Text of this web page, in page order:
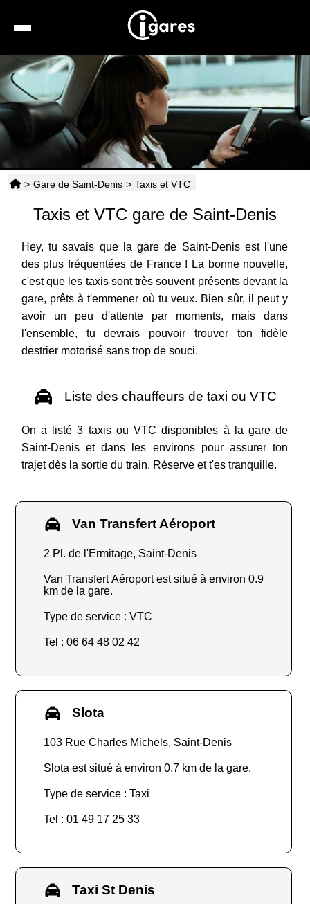
Recherche
Location de voiture
Hôtels
Taxis
> Gare de Saint-Denis > Taxis et VTC
Taxis et VTC gare de Saint-Denis
Hey, tu savais que la gare de Saint-Denis est l'une
des plus fréquentées de France ! La bonne nouvelle,
c'est que les taxis sont très souvent présents devant la
gare, prêts à t'emmener où tu veux. Bien sûr, il peut y
avoir un peu d'attente par moments, mais dans
l'ensemble, tu devrais pouvoir trouver ton fidèle
destrier motorisé sans trop de souci.
Liste des chauffeurs de taxi ou VTC
On a listé 3 taxis ou VTC disponibles à la gare de
Saint-Denis et dans les environs pour assurer ton
trajet dès la sortie du train. Réserve et t'es tranquille.
Van Transfert Aéroport
2 Pl. de l'Ermitage, Saint-Denis
Van Transfert Aéroport est situé à environ 0.9
km de la gare.
Type de service : VTC
Tel : 06 64 48 02 42
Slota
103 Rue Charles Michels, Saint-Denis
Slota est situé à environ 0.7 km de la gare.
Type de service : Taxi
Tel : 01 49 17 25 33
Taxi St Denis